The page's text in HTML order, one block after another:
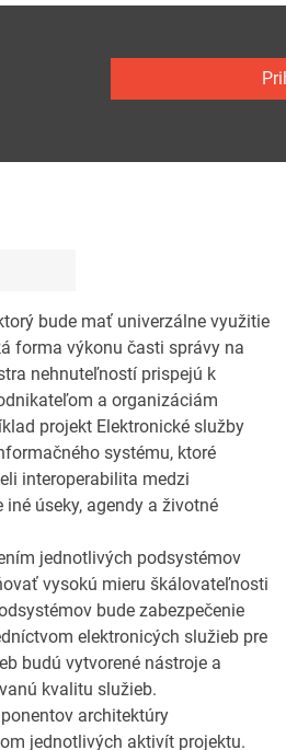
bude mať univerzálne využitie
forma výkonu časti správy na
nehnuteľností prispejú k
a organizáciám
projekt Elektronické služby
systému, ktoré
interoperabilita medzi
úseky, agendy a životné
jednotlivých podsystémov
vysokú mieru škálovateľnosti
bude zabezpečenie
elektronicých služieb pre
budú vytvorené nástroje a
kvalitu služieb.
architektúry
jednotlivých aktivít projektu.